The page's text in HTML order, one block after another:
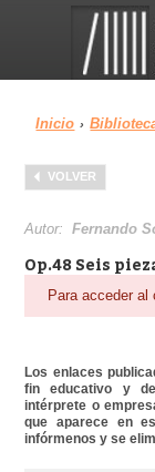
Menu
Biblioteca
Inicio ›
VOLVER
Autor:Fernando
Op.48 Seis
Para acceder
Los enlaces
fin educativo y
intérprete o
que aparece en
infórmenos y se